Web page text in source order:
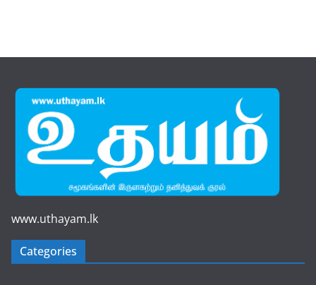
www.uthayam.lk
Categories